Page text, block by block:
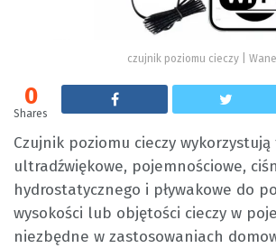
czujnik poziomu cieczy | Wane
0
Shares
Czujnik poziomu cieczy
ultradźwiękowe, pojemnościowe,
hydrostatycznego i pływakowe do
wysokości lub objętości cieczy w
niezbędne w zastosowaniach